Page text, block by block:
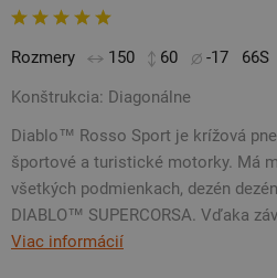
Rozmery 150 60 -17 66S
Konštrukcia: Diagonálne
Diablo™ Rosso Sport je krížová
športové a turistické motorky. Má
všetkých podmienkach, dezén
DIABLO™ SUPERCORSA. Vďaka
Viac informácií